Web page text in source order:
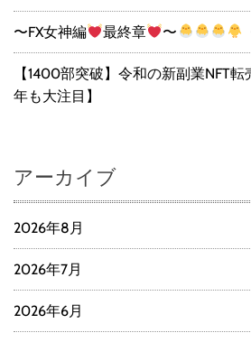
〜FX女神編 最終章 〜
【1400部突破】令和の新副業NFT
年も大注目】
アーカイブ
2026年8月
2026年7月
2026年6月